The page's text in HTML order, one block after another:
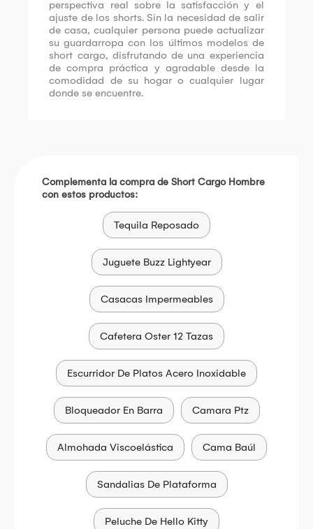
perspectiva real sobre la satisfacción y el
ajuste de los shorts. Sin la necesidad de salir
de casa, cualquier persona puede actualizar
su guardarropa con los últimos modelos de
short cargo, disfrutando de una experiencia
de compra práctica y agradable desde la
comodidad de su hogar o cualquier lugar
donde se encuentre.
Complementa la compra de Short Cargo Hombre
con estos productos:
Tequila Reposado
Juguete Buzz Lightyear
Casacas Impermeables
Cafetera Oster 12 Tazas
Escurridor De Platos Acero Inoxidable
Bloqueador En Barra Camara Ptz
Almohada Viscoelástica Cama Baúl
Sandalias De Plataforma
Peluche De Hello Kitty